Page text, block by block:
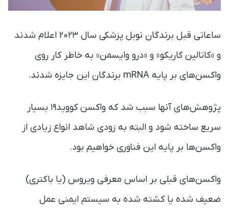
ساعاتی قبل برندگان نوبل پزشکی سال ۲۰۲۳ اعلام شدند
و «کاتالین کاریکو» و «درو وایسمن» به خاطر کار روی
واکسن‌های بر پایه mRNA برندگان این جایزه شدند.
پژوهش‌های آنها سبب شد که واکسن کووید۱۹ بسیار
سریع ساخته شود و البته به زودی شاهد انواع زیادی از
واکسن‌ها بر پایه این فناوری خواهیم بود.
واکسن‌های قبلی بر اساس معرفی ویروس (یا باکتری)
ضعیف شده یا کشته‌ شده به سیستم ایمنی عمل